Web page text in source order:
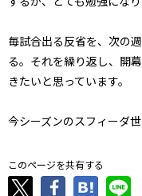
毎試合出る反省を、次の
る。それを繰り返し、開
きたいと思っています。
今シーズンのスフィーダ
このページを共有する